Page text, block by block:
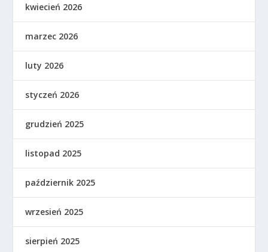
kwiecień 2026
marzec 2026
luty 2026
styczeń 2026
grudzień 2025
listopad 2025
październik 2025
wrzesień 2025
sierpień 2025